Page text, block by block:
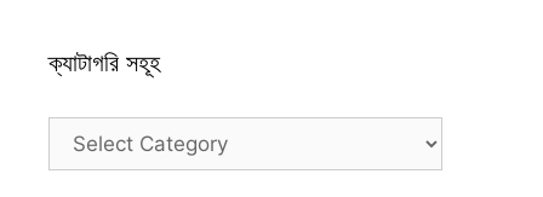
ক্যাটাগরি সহূহ
ক্যাটাগরি